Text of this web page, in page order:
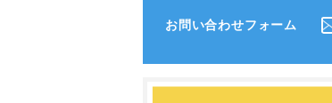
お問い合わせフォーム